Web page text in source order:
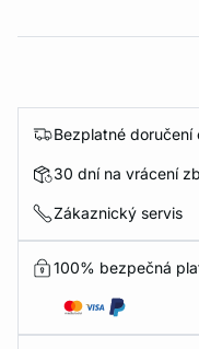
Bezplatné doručení
30 dní na vrácení
Zákaznický servis
100% bezpečná